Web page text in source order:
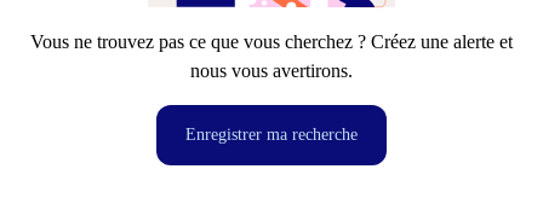
Vous ne trouvez pas ce que vous cherchez ? Créez une alerte et
nous vous avertirons.
Enregistrer ma recherche